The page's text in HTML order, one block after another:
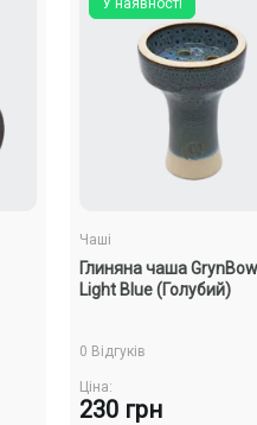
Чаші
Глиняна чаша
Light Blue (Голубий)
0 Відгуків
Ціна:
230 грн